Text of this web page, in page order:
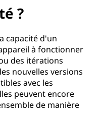
?
capacité d'un
à fonctionner
des itérations
nouvelles versions
avec les
peuvent encore
de manière